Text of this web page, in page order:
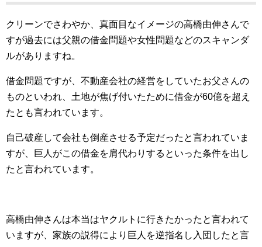
クリーンでさわやか、真面目なイメージの高橋由伸さんで
すが過去には父親の借金問題や女性問題などのスキャンダ
ルがありますね。
借金問題ですが、不動産会社の経営をしていたお父さんの
ものといわれ、土地が焦げ付いたために借金が60億を超え
たとも言われています。
自己破産して会社も倒産させる予定だったと言われていま
すが、巨人がこの借金を肩代わりするといった条件を出し
たと言われています。
高橋由伸さんは本当はヤクルトに行きたかったと言われて
いますが、家族の説得により巨人を逆指名し入団したと言